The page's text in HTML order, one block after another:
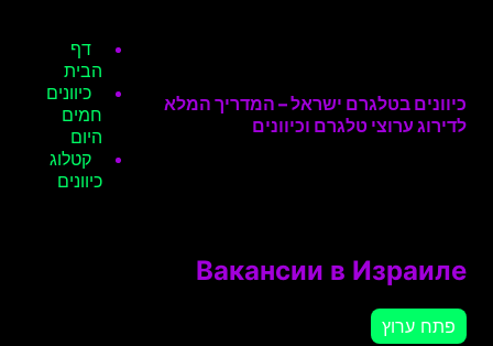
כיוונים בטלגרם ישראל – המדריך המלא
לדירוג ערוצי טלגרם וכיוונים
דף
הבית
כיוונים
חמים
היום
קטלוג
כיוונים
Вакансии в Израиле
פתח ערוץ